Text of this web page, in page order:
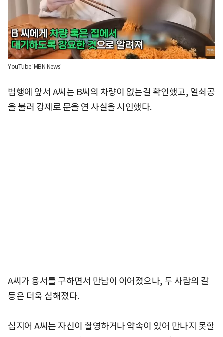
YouTube 'MBN News'
범행에 앞서 A씨는 B씨의 차량이 없는걸 확인했고, 열쇠공
을 불러 강제로 문을 연 사실을 시인했다.
A씨가 용서를 구하면서 만남이 이어졌으나, 두 사람의 갈
등은 더욱 심해졌다.
심지어 A씨는 자신이 촬영하거나 약속이 있어 만나지 못할